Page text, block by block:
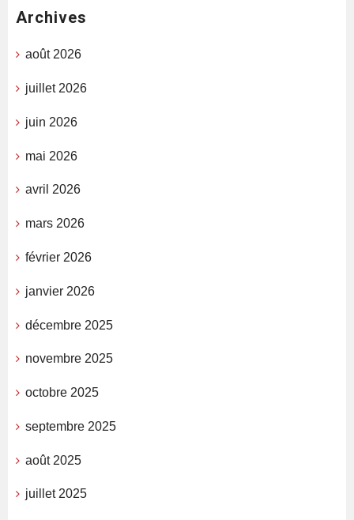
Archives
août 2026
juillet 2026
juin 2026
mai 2026
avril 2026
mars 2026
février 2026
janvier 2026
décembre 2025
novembre 2025
octobre 2025
septembre 2025
août 2025
juillet 2025